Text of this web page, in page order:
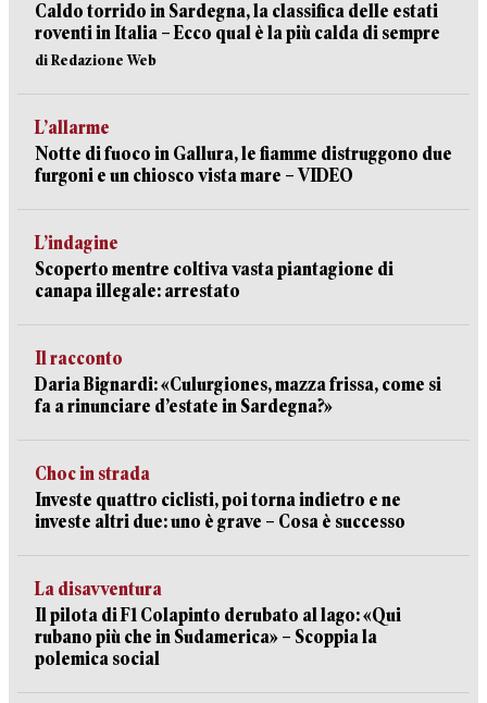
Caldo torrido in Sardegna, la classifica delle estati
roventi in Italia – Ecco qual è la più calda di sempre
di Redazione Web
L’allarme
Notte di fuoco in Gallura, le fiamme distruggono due
furgoni e un chiosco vista mare – VIDEO
L’indagine
Scoperto mentre coltiva vasta piantagione di
canapa illegale: arrestato
Il racconto
Daria Bignardi: «Culurgiones, mazza frissa, come si
fa a rinunciare d’estate in Sardegna?»
Choc in strada
Investe quattro ciclisti, poi torna indietro e ne
investe altri due: uno è grave – Cosa è successo
La disavventura
Il pilota di F1 Colapinto derubato al lago: «Qui
rubano più che in Sudamerica» – Scoppia la
polemica social